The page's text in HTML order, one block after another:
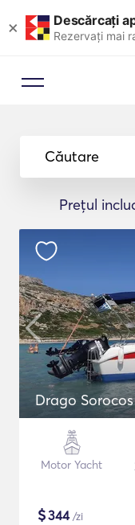
× Descărcați
Rezervați mai
Căutare
Prețul
Drago Sorocos
Motor Yacht
$344/zi